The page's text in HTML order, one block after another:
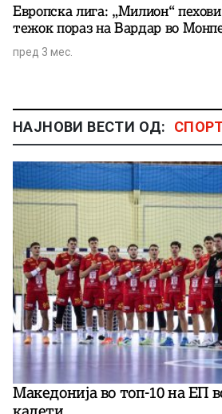
Европска лига: „Милион“
тежок пораз на Вардар во
пред 3 мес.
НАЈНОВИ ВЕСТИ ОД:
Македонија во топ-10 на ЕП